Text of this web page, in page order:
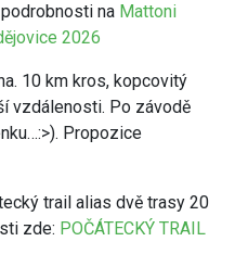
podrobnosti na Mattoni
2026
10 km kros, kopcovitý
vzdálenosti. Po závodě
Propozice
trail alias dvě trasy 20
zde: POČÁTECKÝ TRAIL